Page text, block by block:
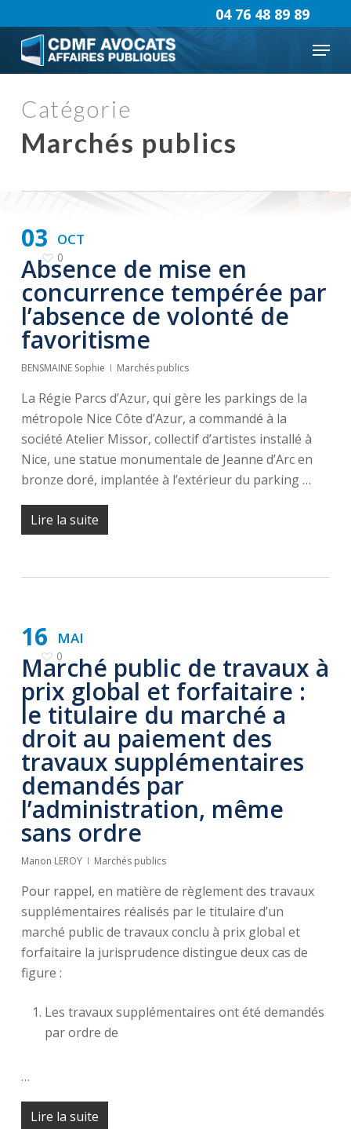
to
main
content
Menu
04 76 48 89 89
Catégorie
Marchés publics
OCT
03
0
Absence de mise en
concurrence tempérée par
l’absence de volonté de
favoritisme
BENSMAINE Sophie Marchés publics
La Régie Parcs d’Azur, qui gère les parkings de la
métropole Nice Côte d’Azur, a commandé à la
société Atelier Missor, collectif d’artistes installé à
Nice, une statue monumentale de Jeanne d’Arc en
bronze doré, implantée à l’extérieur du parking …
Lire la suite
MAI
16
0
Marché public de travaux à
prix global et forfaitaire :
le titulaire du marché a
droit au paiement des
travaux supplémentaires
demandés par
l’administration, même
sans ordre
Manon LEROY Marchés publics
Pour rappel, en matière de règlement des travaux
supplémentaires réalisés par le titulaire d’un
marché public de travaux conclu à prix global et
forfaitaire la jurisprudence distingue deux cas de
figure :
Les travaux supplémentaires ont été demandés
par ordre de
…
Lire la suite